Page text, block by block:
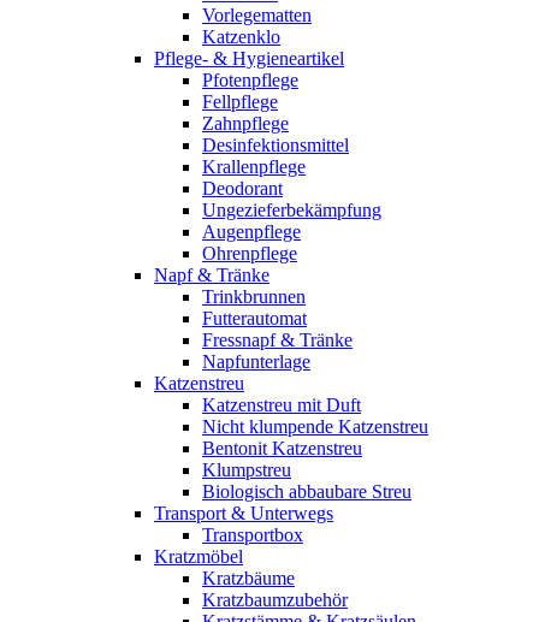
Vorlegematten
Katzenklo
Pflege- & Hygieneartikel
Pfotenpflege
Fellpflege
Zahnpflege
Desinfektionsmittel
Krallenpflege
Deodorant
Ungezieferbekämpfung
Augenpflege
Ohrenpflege
Napf & Tränke
Trinkbrunnen
Futterautomat
Fressnapf & Tränke
Napfunterlage
Katzenstreu
Katzenstreu mit Duft
Nicht klumpende Katzenstreu
Bentonit Katzenstreu
Klumpstreu
Biologisch abbaubare Streu
Transport & Unterwegs
Transportbox
Kratzmöbel
Kratzbäume
Kratzbaumzubehör